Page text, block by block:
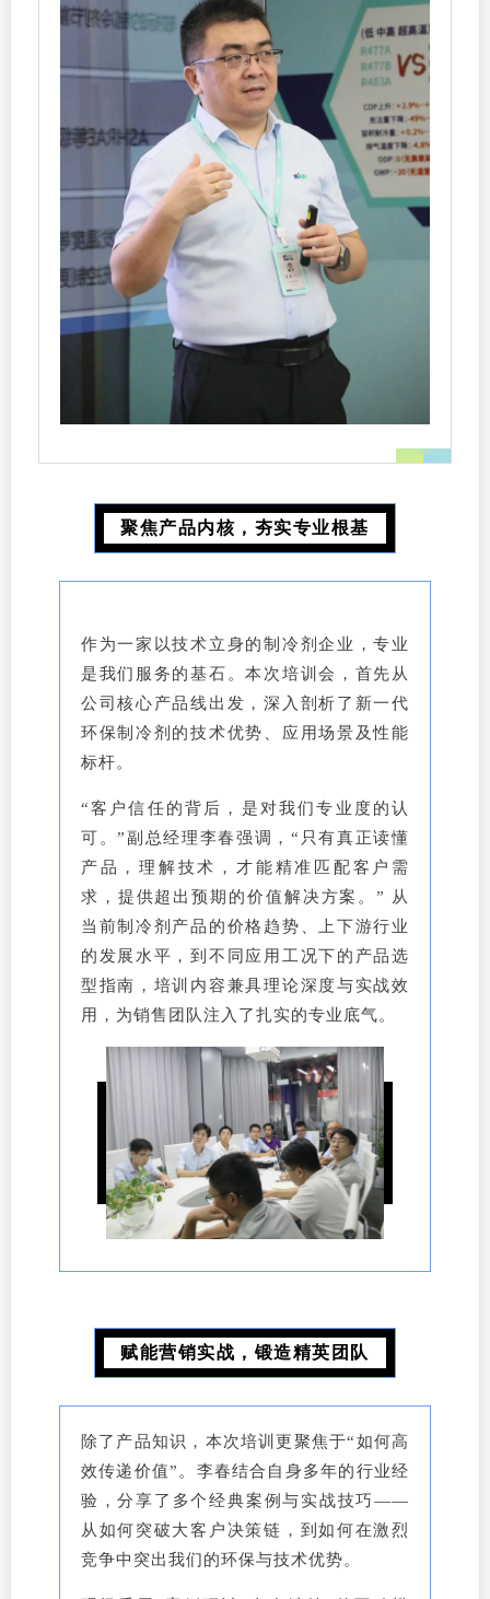
聚焦产品内核，夯实专业根基
作为一家以技术立身的制冷剂企业，专业
是我们服务的基石。本次培训会，首先从
公司核心产品线出发，深入剖析了新一代
环保制冷剂的技术优势、应用场景及性能
标杆。
“客户信任的背后，是对我们专业度的认
可。”副总经理李春强调，“只有真正读懂
产品，理解技术，才能精准匹配客户需
求，提供超出预期的价值解决方案。” 从
当前制冷剂产品的价格趋势、上下游行业
的发展水平，到不同应用工况下的产品选
型指南，培训内容兼具理论深度与实战效
用，为销售团队注入了扎实的专业底气。
赋能营销实战，锻造精英团队
除了产品知识，本次培训更聚焦于“如何高
效传递价值”。李春结合自身多年的行业经
验，分享了多个经典案例与实战技巧——
从如何突破大客户决策链，到如何在激烈
竞争中突出我们的环保与技术优势。